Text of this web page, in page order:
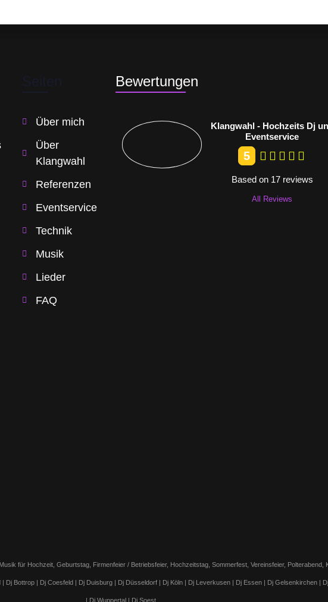
Über mich
Über
Klangwahl
Referenzen
Eventservice
Technik
Musik
Lieder
FAQ
Bewertungen
Klangwahl - Hochzeits Dj
Eventservice
5
Based on 17 reviews
All Reviews
für Hochzeit, Geburtstag, Firmenfeier / Betriebsfeier, Hochzeitstag, Sommerfest, Vereinsfeier, Polterabend,
Bottrop | Dj Coesfeld | Dj Duisburg | Dj Düsseldorf | Dj Köln | Dj Leverkusen | Dj Essen | Dj Gelsenkirchen |
| Dj Wuppertal | Dj Soest